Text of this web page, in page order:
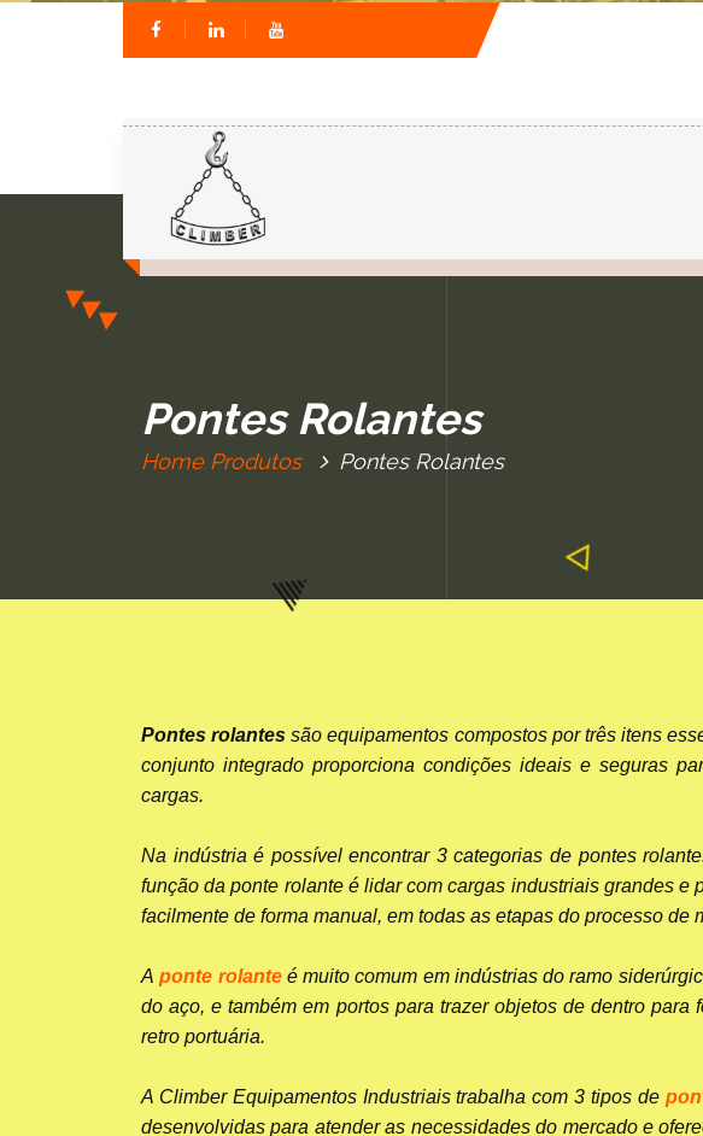
Pontes Rolantes
Home Produtos Pontes Rolantes
Pontes rolantessão equipamentos compostos por três itens
conjunto integrado proporciona condições ideais e seguras
cargas.
Na indústria é possível encontrar 3 categorias de pontes
função da ponte rolante é lidar com cargas industriais grandes e
facilmente de forma manual, em todas as etapas do processo de
A ponte rolanteé muito comum em indústrias do ramo
do aço, e também em portos para trazer objetos de dentro para
retro portuária.
A Climber Equipamentos Industriais trabalha com 3 tipos de
desenvolvidas para atender as necessidades do mercado e